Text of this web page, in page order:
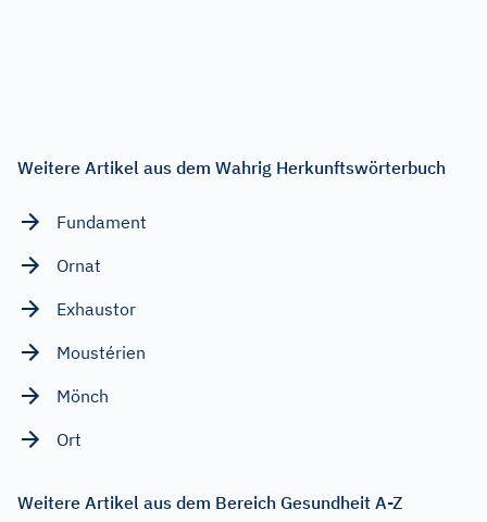
Weitere Artikel aus dem Wahrig Herkunftswörterbuch
Fundament
Ornat
Exhaustor
Moustérien
Mönch
Ort
Weitere Artikel aus dem Bereich Gesundheit A-Z